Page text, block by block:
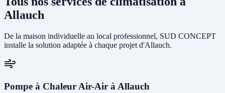
Allauch
De la maison individuelle au local professionnel, SUD CONCEPT
installe la solution adaptée à chaque projet d'Allauch.
Pompe à Chaleur Air-Air à Allauch